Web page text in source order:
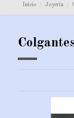
Inicio Joyería